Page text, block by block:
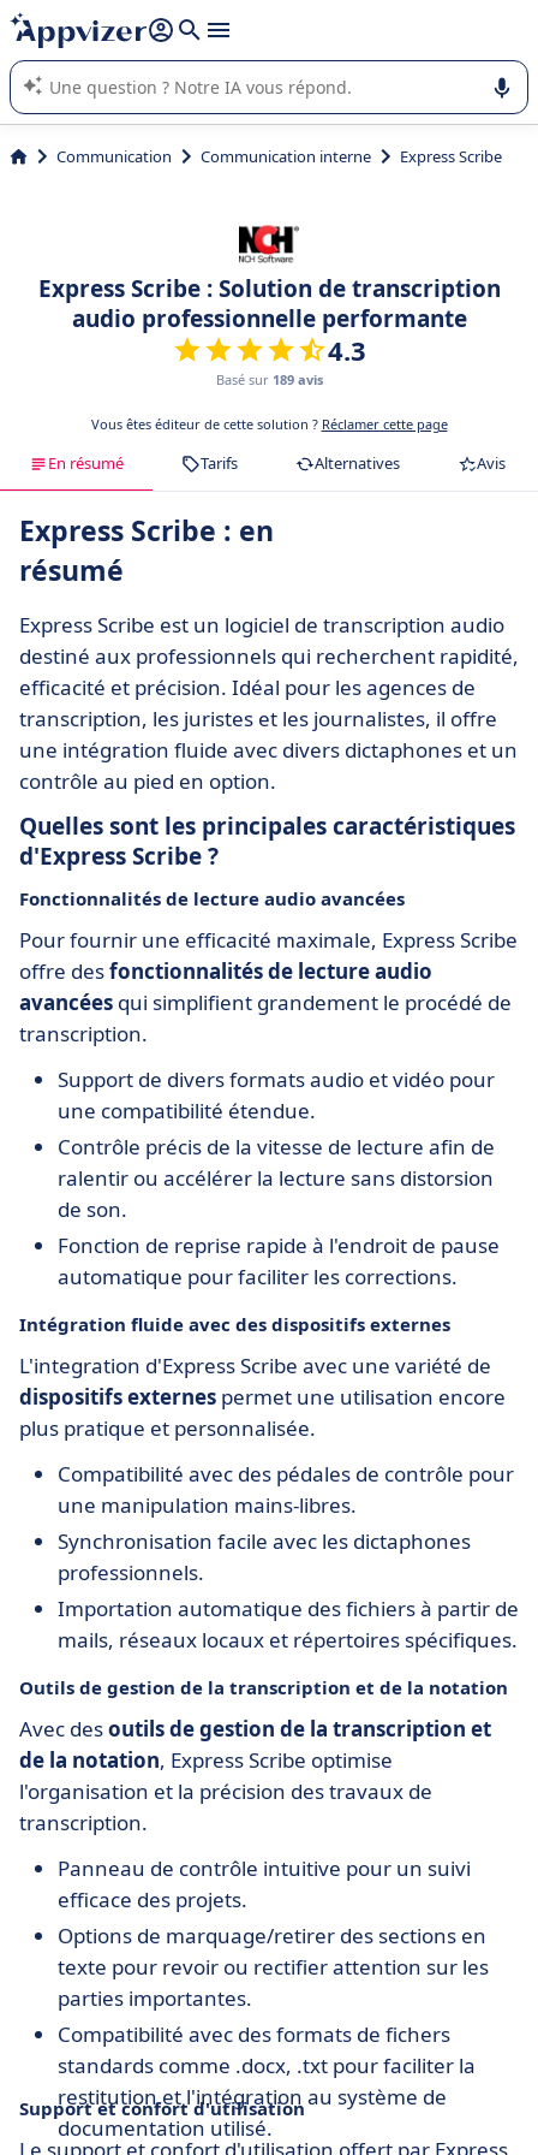
répondre (plusieurs lignes avec
L'IA de Appvizer vous guide dans l'utilisation ou la sélection de
logiciel SaaS en entreprise.
Communication Communication interne Express Scribe
Express Scribe : Solution de transcription
audio professionnelle performante
4.3
Basé sur 189 avis
Vous êtes éditeur de cette solution ? Réclamer cette page
En résumé Tarifs Alternatives Avis
Express Scribe : en
résumé
Express Scribe est un logiciel de transcription audio
destiné aux professionnels qui recherchent rapidité,
efficacité et précision. Idéal pour les agences de
transcription, les juristes et les journalistes, il offre
une intégration fluide avec divers dictaphones et un
contrôle au pied en option.
Quelles sont les principales caractéristiques
d'Express Scribe ?
Fonctionnalités de lecture audio avancées
Pour fournir une efficacité maximale, Express Scribe
offre desfonctionnalités de lecture audio
avancées qui simplifient grandement le procédé de
transcription.
Support de divers formats audio et vidéo pour
une compatibilité étendue.
Contrôle précis de la vitesse de lecture afin de
ralentir ou accélérer la lecture sans distorsion
de son.
Fonction de reprise rapide à l'endroit de pause
automatique pour faciliter les corrections.
Intégration fluide avec des dispositifs externes
L'integration d'Express Scribe avec une variété de
dispositifs externes permet une utilisation encore
plus pratique et personnalisée.
Compatibilité avec des pédales de contrôle pour
une manipulation mains-libres.
Synchronisation facile avec les dictaphones
professionnels.
Importation automatique des fichiers à partir de
mails, réseaux locaux et répertoires spécifiques.
Outils de gestion de la transcription et de la notation
Avec desoutils de gestion de la transcription et
de la notation, Express Scribe optimise
l'organisation et la précision des travaux de
transcription.
Panneau de contrôle intuitive pour un suivi
efficace des projets.
Options de marquage/retirer des sections en
texte pour revoir ou rectifier attention sur les
parties importantes.
Compatibilité avec des formats de fichers
standards comme .docx, .txt pour faciliter la
restitution et l'intégration au système de
documentation utilisé.
Support et confort d'utilisation